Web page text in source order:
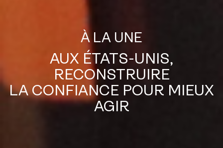
À LA UNE
AUX ÉTATS-UNIS,
RECONSTRUIRE
LA CONFIANCE POUR MIEUX
AGIR